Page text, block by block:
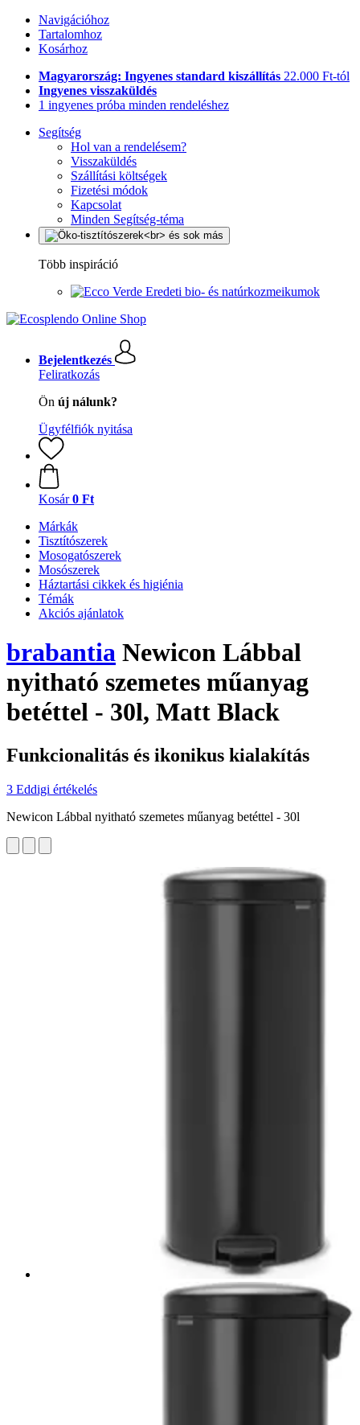
Navigációhoz
Tartalomhoz
Kosárhoz
Magyarország: Ingyenes standard kiszállítás 22.000 Ft-tól
Ingyenes visszaküldés
1 ingyenes próba minden rendeléshez
Segítség
Hol van a rendelésem?
Visszaküldés
Szállítási költségek
Fizetési módok
Kapcsolat
Minden Segítség-téma
Több inspiráció
Eredeti bio- és natúrkozmeikumok
Bejelentkezés
Feliratkozás
Ön új nálunk?
Ügyfélfiók nyitása
Kosár 0 Ft
Márkák
Tisztítószerek
Mosogatószerek
Mosószerek
Háztartási cikkek és higiénia
Témák
Akciós ajánlatok
brabantia Newicon Lábbal
nyitható szemetes műanyag
betéttel - 30l, Matt Black
Funkcionalitás és ikonikus kialakítás
3 Eddigi értékelés
Newicon Lábbal nyitható szemetes műanyag betéttel - 30l